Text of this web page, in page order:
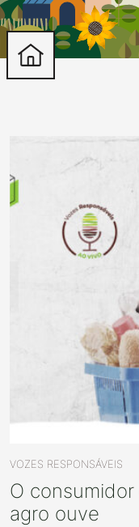
VOZES RESPONSÁVEIS
O
agro ouve